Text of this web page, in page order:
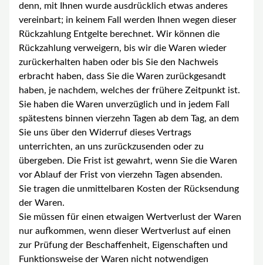
denn, mit Ihnen wurde ausdrücklich etwas anderes
vereinbart; in keinem Fall werden Ihnen wegen dieser
Rückzahlung Entgelte berechnet. Wir können die
Rückzahlung verweigern, bis wir die Waren wieder
zurückerhalten haben oder bis Sie den Nachweis
erbracht haben, dass Sie die Waren zurückgesandt
haben, je nachdem, welches der frühere Zeitpunkt ist.
Sie haben die Waren unverzüglich und in jedem Fall
spätestens binnen vierzehn Tagen ab dem Tag, an dem
Sie uns über den Widerruf dieses Vertrags
unterrichten, an uns zurückzusenden oder zu
übergeben. Die Frist ist gewahrt, wenn Sie die Waren
vor Ablauf der Frist von vierzehn Tagen absenden.
Sie tragen die unmittelbaren Kosten der Rücksendung
der Waren.
Sie müssen für einen etwaigen Wertverlust der Waren
nur aufkommen, wenn dieser Wertverlust auf einen
zur Prüfung der Beschaffenheit, Eigenschaften und
Funktionsweise der Waren nicht notwendigen